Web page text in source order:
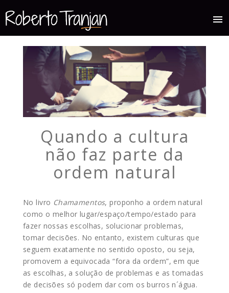
menu
Quando a cultura
não faz parte da
ordem natural
No livro Chamamentos, proponho a ordem natural
como o melhor lugar/espaço/tempo/estado para
fazer nossas escolhas, solucionar problemas,
tomar decisões. No entanto, existem culturas que
seguem exatamente no sentido oposto, ou seja,
promovem a equivocada “fora da ordem”, em que
as escolhas, a solução de problemas e as tomadas
de decisões só podem dar com os burros n´água.